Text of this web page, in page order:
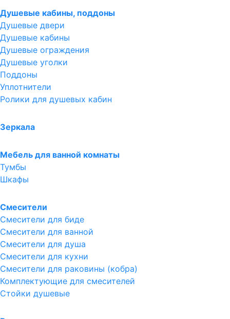
Душевые кабины, поддоны
Душевые двери
Душевые кабины
Душевые ограждения
Душевые уголки
Поддоны
Уплотнители
Ролики для душевых кабин
Зеркала
Мебель для ванной комнаты
Тумбы
Шкафы
Смесители
Смесители для биде
Смесители для ванной
Смесители для душа
Смесители для кухни
Смесители для раковины (кобра)
Комплектующие для смесителей
Стойки душевые